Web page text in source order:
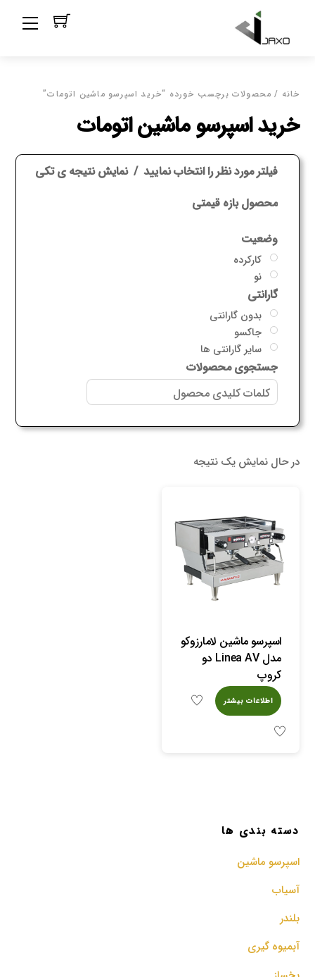
content
خانه / محصولات برچسب خورده “خرید اسپرسو ماشین اتومات”
خرید اسپرسو ماشین اتومات
فیلتر مورد نظر را انتخاب نمایید نمایش نتیجه ی تکی
محصول بازه قیمتی
وضعیت
کارکرده
نو
گارانتی
بدون گارانتی
جاکسو
سایر گارانتی ها
جستجوی محصولات
در حال نمایش یک نتیجه
اسپرسو ماشین لامارزوکو
مدل Linea AV دو
کروپ
اطلاعات بیشتر
دسته بندی ها
اسپرسو‌ ماشین
آسیاب
بلندر
آبمیوه گیری
یخساز